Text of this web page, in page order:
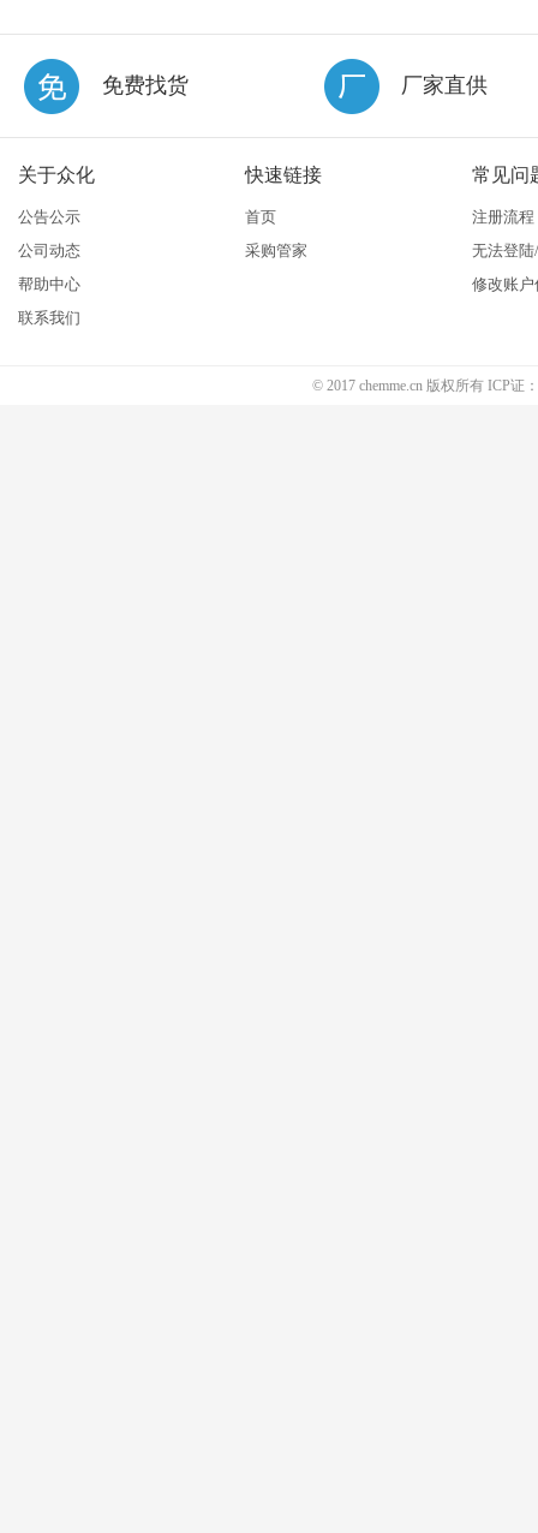
免费找货 厂家直供
关于众化
公告公示
公司动态
帮助中心
联系我们
快速链接
首页
采购管家
常见问
注册流程
无法登
修改账户
© 2017 chemme.cn 版权所有 ICP证：